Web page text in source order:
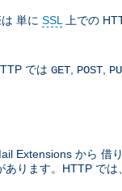
単に SSL
上での
では GET POST
から 借
あります。HTTP では